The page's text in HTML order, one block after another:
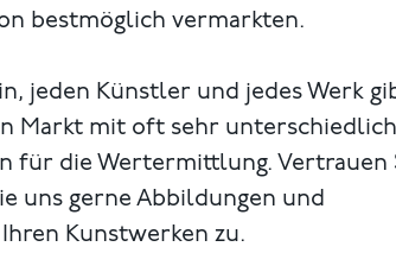
bestmöglich vermarkten.
jeden Künstler und jedes Werk
Markt mit oft sehr
für die Wertermittlung. Vertrauen
uns gerne Abbildungen und
Kunstwerken zu.